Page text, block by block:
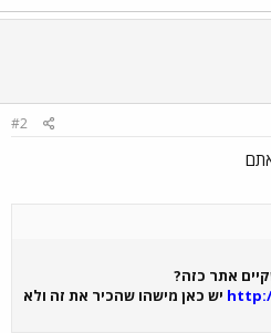
#2
אתר כזה?
יש כאן מישהו שהכיר את זה ולא